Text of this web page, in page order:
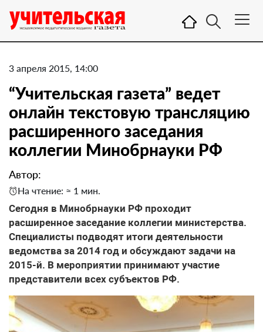
3 апреля 2015, 14:00
“Учительская газета” ведет
онлайн текстовую трансляцию
расширенного заседания
коллегии Минобрнауки РФ
Автор:
На чтение: ≈ 1 мин.
Сегодня в Минобрнауки РФ проходит
расширенное заседание коллегии министерства.
Специалисты подводят итоги деятельности
ведомства за 2014 год и обсуждают задачи на
2015-й. В мероприятии принимают участие
представители всех субъектов РФ.